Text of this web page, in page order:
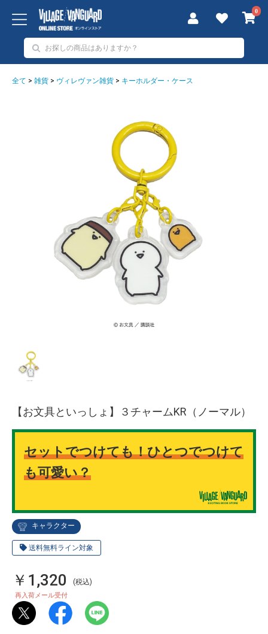
0
全て > 雑貨 > ヴィレヴァン雑貨 > キーホルダー・ケース
キャラクター
送料無料ライン対象
【お文具といっしょ】３チャームKR（ノーマル）
セットでつけても！ひとつでつけて
も可愛い？
￥1,320 (税込)
再入荷メール受付